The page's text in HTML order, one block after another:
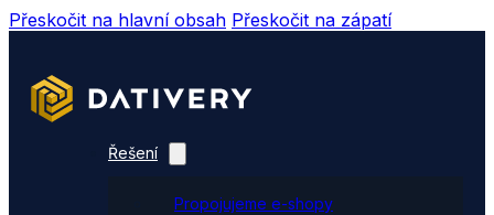
Přeskočit na hlavní obsah Přeskočit na zápatí
Řešení
Propojujeme e-shopy